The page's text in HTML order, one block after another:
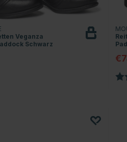
Veganza
Schwarz